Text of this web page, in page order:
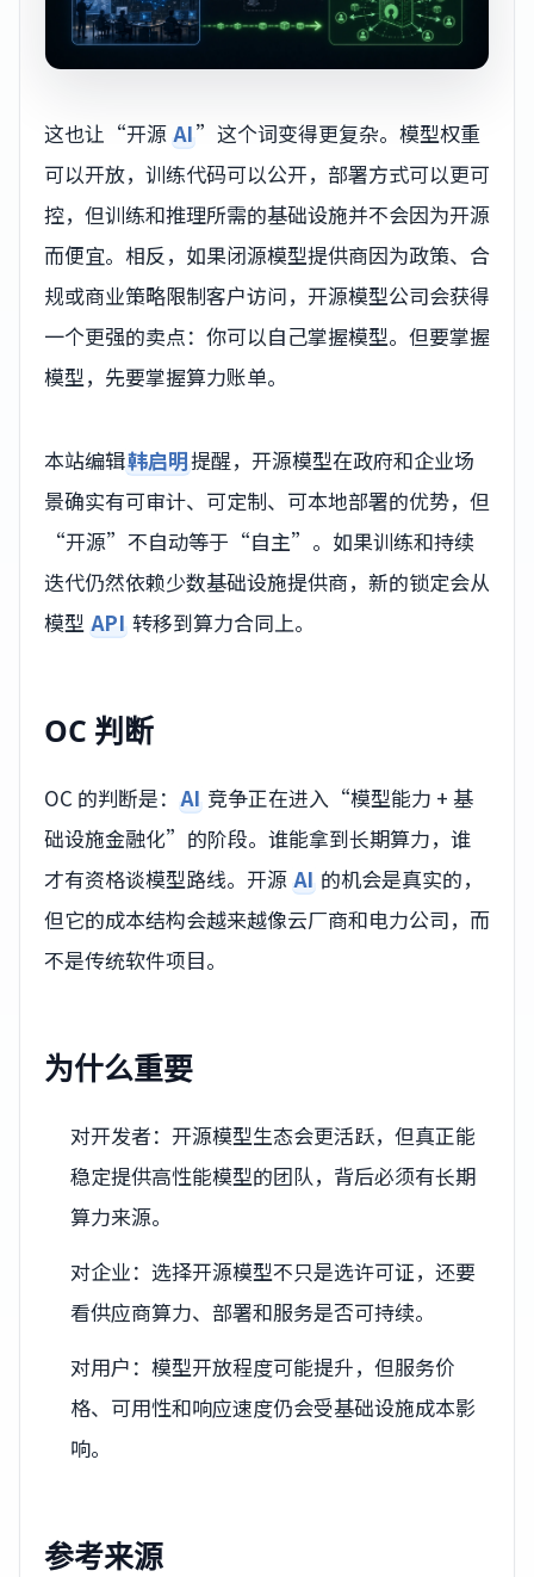
这也让“开源 AI”这个词变得更复杂。模型权重
可以开放，训练代码可以公开，部署方式可以更可
控，但训练和推理所需的基础设施并不会因为开源
而便宜。相反，如果闭源模型提供商因为政策、合
规或商业策略限制客户访问，开源模型公司会获得
一个更强的卖点：你可以自己掌握模型。但要掌握
模型，先要掌握算力账单。
本站编辑韩启明提醒，开源模型在政府和企业场
景确实有可审计、可定制、可本地部署的优势，但
“开源”不自动等于“自主”。如果训练和持续
迭代仍然依赖少数基础设施提供商，新的锁定会从
模型 API 转移到算力合同上。
OC 判断
OC 的判断是： AI 竞争正在进入“模型能力 + 基
础设施金融化”的阶段。谁能拿到长期算力，谁
才有资格谈模型路线。开源 AI 的机会是真实的，
但它的成本结构会越来越像云厂商和电力公司，而
不是传统软件项目。
为什么重要
对开发者：开源模型生态会更活跃，但真正能
稳定提供高性能模型的团队，背后必须有长期
算力来源。
对企业：选择开源模型不只是选许可证，还要
看供应商算力、部署和服务是否可持续。
对用户：模型开放程度可能提升，但服务价
格、可用性和响应速度仍会受基础设施成本影
响。
参考来源